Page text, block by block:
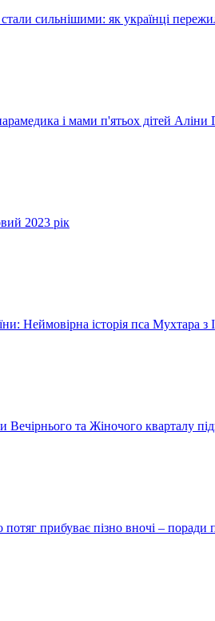
сильнішими: як українці
і мами п'ятьох дітей Аліни
2023 рік
Неймовірна історія пса Мухтара з
та Жіночого кварталу
прибуває пізно вночі – поради